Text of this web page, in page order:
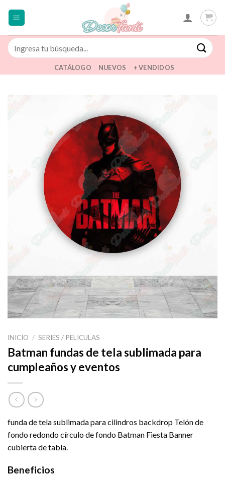
Buscar
por:
CATÁLOGO NUEVOS + VENDIDOS
INICIO / SERIES / PELICULAS
Batman fundas de tela sublimada para
cumpleaños y eventos
funda de tela sublimada para cilindros backdrop Telón de
fondo redondo círculo de fondo Batman Fiesta Banner
cubierta de tabla.
Beneficios